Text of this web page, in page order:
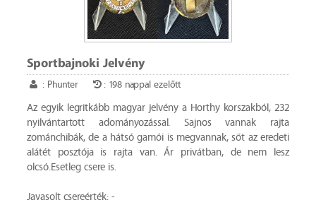
Sportbajnoki Jelvény
: Phunter : 198 nappal ezelőtt
Az egyik legritkább magyar jelvény a Horthy korszakból, 232
nyilvántartott adományozással. Sajnos vannak rajta
zománchibák, de a hátsó gamói is megvannak, sőt az eredeti
alátét posztója is rajta van. Ár privátban, de nem lesz
olcsó.Esetleg csere is.
Javasolt csereérték: -